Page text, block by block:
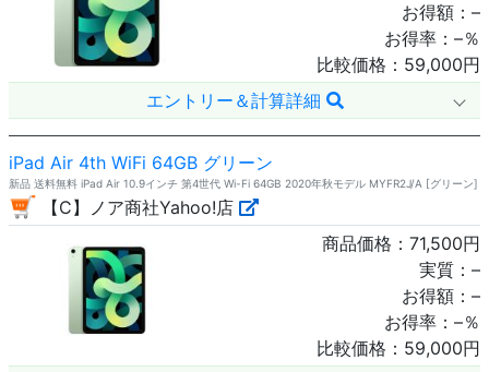
お得額： –
お得率： –％
比較価格： 59,000円
エントリー＆計算詳細
iPad Air 4th WiFi 64GB グリーン
新品 送料無料 iPad Air 10.9インチ 第4世代 Wi-Fi 64GB 2020年秋モデル MYFR2J/A [グリーン]
【C】ノア商社Yahoo!店
商品価格： 71,500円
実質： –
お得額： –
お得率： –％
比較価格： 59,000円